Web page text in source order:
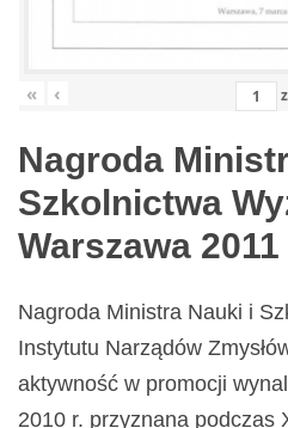
« ‹ z
Nagroda
Szkolnictwa
Warszawa 2011
Nagroda Ministra Nauki i
Instytutu Narządów
aktywność w promocji
2010 r. przyznana podczas